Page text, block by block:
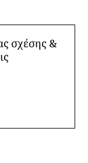
σχέσης &